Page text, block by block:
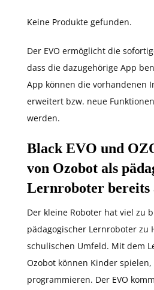
Keine Produkte gefunden.
Der EVO ermöglicht die
dass die dazugehörige App
App können die vorhandenen
erweitert bzw. neue
werden.
Black EVO und
von Ozobot als
Lernroboter bereits
Der kleine Roboter hat viel zu
pädagogischer Lernroboter zu
schulischen Umfeld. Mit dem
Ozobot können Kinder
programmieren. Der EVO